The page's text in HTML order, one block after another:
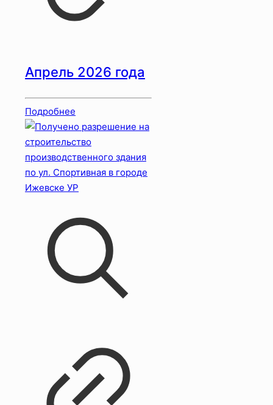
Апрель 2026 года
Подробнее